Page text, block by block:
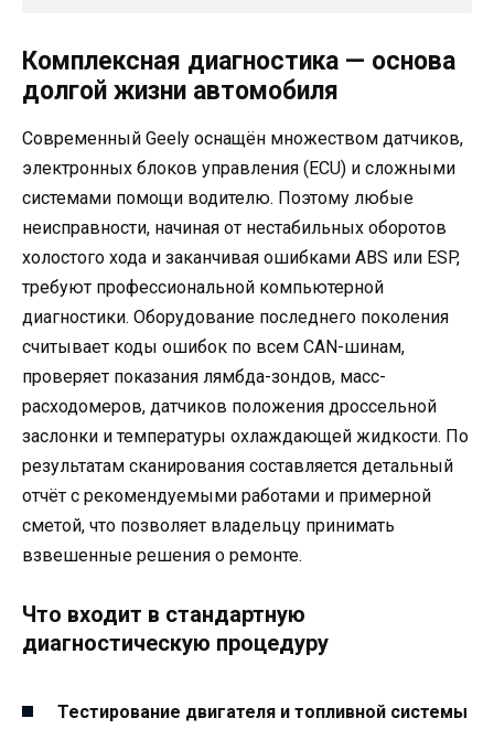
Комплексная диагностика — основа
долгой жизни автомобиля
Современный Geely оснащён множеством датчиков,
электронных блоков управления (ECU) и сложными
системами помощи водителю. Поэтому любые
неисправности, начиная от нестабильных оборотов
холостого хода и заканчивая ошибками ABS или ESP,
требуют профессиональной компьютерной
диагностики. Оборудование последнего поколения
считывает коды ошибок по всем CAN-шинам,
проверяет показания лямбда-зондов, масс-
расходомеров, датчиков положения дроссельной
заслонки и температуры охлаждающей жидкости. По
результатам сканирования составляется детальный
отчёт с рекомендуемыми работами и примерной
сметой, что позволяет владельцу принимать
взвешенные решения о ремонте.
Что входит в стандартную
диагностическую процедуру
Тестирование двигателя и топливной системы